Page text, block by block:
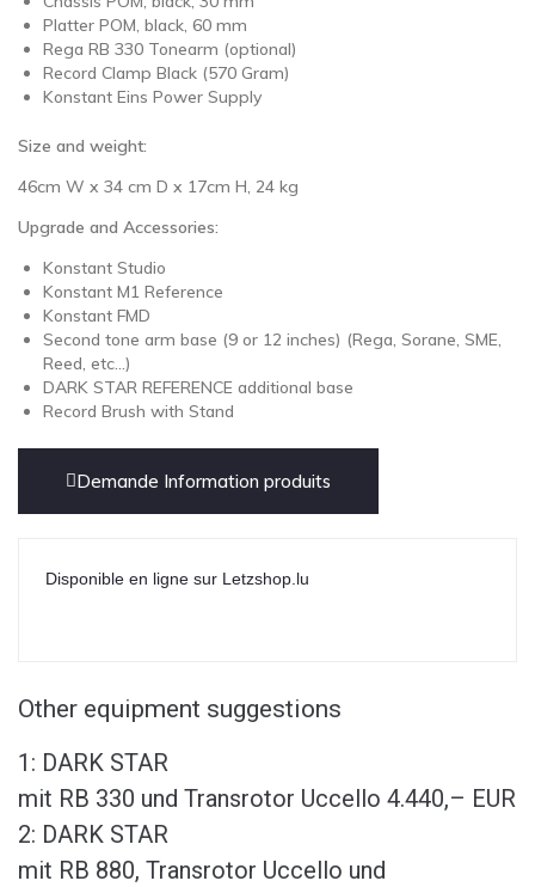
Platter POM, black, 60 mm
Rega RB 330 Tonearm (optional)
Record Clamp Black (570 Gram)
Konstant Eins Power Supply
Size and weight:
46cm W x 34 cm D x 17cm H, 24 kg
Upgrade and Accessories:
Konstant Studio
Konstant M1 Reference
Konstant FMD
Second tone arm base (9 or 12 inches) (Rega, Sorane, SME,
Reed, etc…)
DARK STAR REFERENCE additional base
Record Brush with Stand
Demande Information produits
Disponible en ligne sur Letzshop.lu
Other equipment suggestions
1: DARK STAR
mit RB 330 und Transrotor Uccello 4.440,– EUR
2: DARK STAR
mit RB 880, Transrotor Uccello und